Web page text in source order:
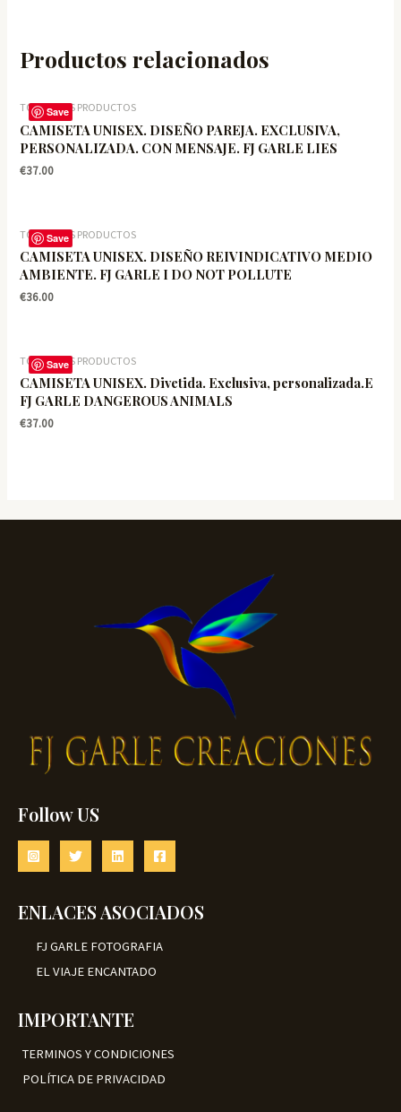
Productos relacionados
Save
TODOS LOS PRODUCTOS
CAMISETA UNISEX. DISEÑO PAREJA. EXCLUSIVA,
PERSONALIZADA. CON MENSAJE. FJ GARLE LIES
€37.00
Save
TODOS LOS PRODUCTOS
CAMISETA UNISEX. DISEÑO REIVINDICATIVO MEDIO
AMBIENTE. FJ GARLE I DO NOT POLLUTE
€36.00
Save
TODOS LOS PRODUCTOS
CAMISETA UNISEX. Divetida. Exclusiva, personalizada.E
FJ GARLE DANGEROUS ANIMALS
€37.00
Follow US
ENLACES ASOCIADOS
FJ GARLE FOTOGRAFIA
EL VIAJE ENCANTADO
IMPORTANTE
TERMINOS Y CONDICIONES
POLÍTICA DE PRIVACIDAD